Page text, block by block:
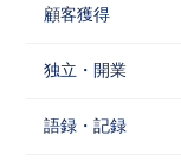
顧客獲得
独立・開業
語録・記録